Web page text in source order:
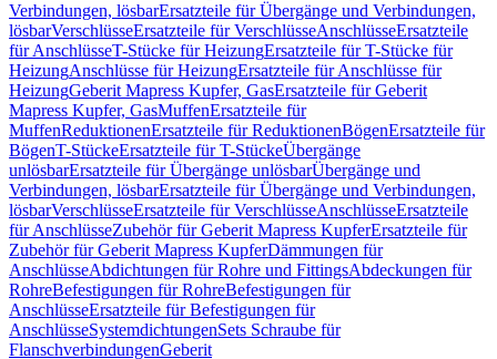
Verbindungen, lösbarErsatzteile für Übergänge und Verbindungen,
lösbarVerschlüsseErsatzteile für VerschlüsseAnschlüsseErsatzteile
für AnschlüsseT-Stücke für HeizungErsatzteile für T-Stücke für
HeizungAnschlüsse für HeizungErsatzteile für Anschlüsse für
HeizungGeberit Mapress Kupfer, GasErsatzteile für Geberit
Mapress Kupfer, GasMuffenErsatzteile für
MuffenReduktionenErsatzteile für ReduktionenBögenErsatzteile für
BögenT-StückeErsatzteile für T-StückeÜbergänge
unlösbarErsatzteile für Übergänge unlösbarÜbergänge und
Verbindungen, lösbarErsatzteile für Übergänge und Verbindungen,
lösbarVerschlüsseErsatzteile für VerschlüsseAnschlüsseErsatzteile
für AnschlüsseZubehör für Geberit Mapress KupferErsatzteile für
Zubehör für Geberit Mapress KupferDämmungen für
AnschlüsseAbdichtungen für Rohre und FittingsAbdeckungen für
RohreBefestigungen für RohreBefestigungen für
AnschlüsseErsatzteile für Befestigungen für
AnschlüsseSystemdichtungenSets Schraube für
FlanschverbindungenGeberit